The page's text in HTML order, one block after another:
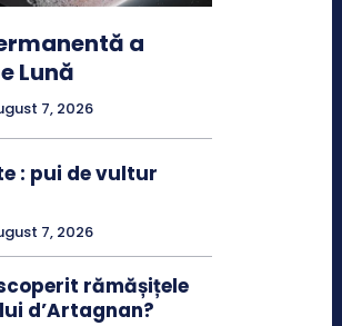
a
Lună
7, 2026
: pui de vultur
7, 2026
rămășițele
d’Artagnan?